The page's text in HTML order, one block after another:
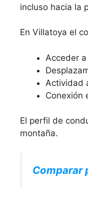
incluso hacia la
En Villatoya el
Acceder
Actividad
Conexión
El perfil de
montaña.
Comparar